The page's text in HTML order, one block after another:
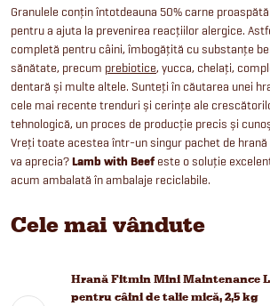
Granulele conțin întotdeauna 50% carne
pentru a ajuta la prevenirea reacțiilor alergice.
completă pentru câini, îmbogățită cu substanțe
sănătate, precum prebiotice, yucca, chelați,
dentară și multe altele. Sunteți în căutarea unei
cele mai recente trenduri și cerințe ale
tehnologică, un proces de producție precis și
Vreți toate acestea într-un singur pachet de hrană
va aprecia?Lamb with Beef este o soluție
acum ambalată în ambalaje reciclabile.
Cele mai vândute
Hrană Fitmin Mini Maintenance
pentru câini de talie mică, 2,5 kg